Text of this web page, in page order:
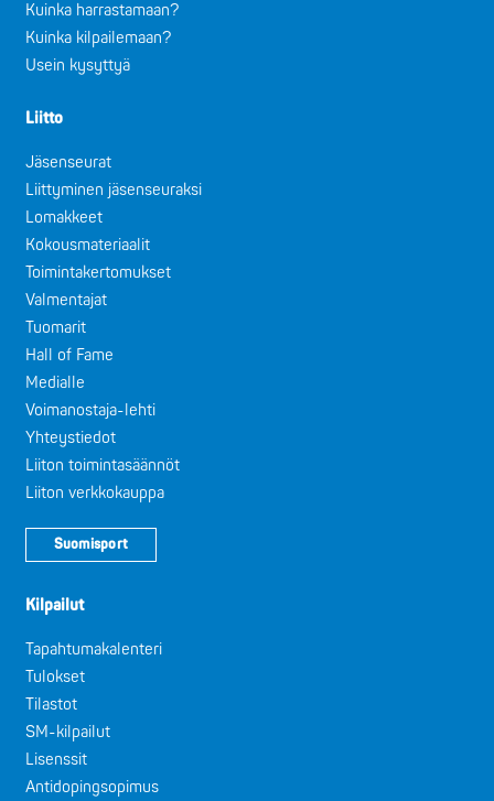
Kuinka harrastamaan?
Kuinka kilpailemaan?
Usein kysyttyä
Liitto
Jäsenseurat
Liittyminen jäsenseuraksi
Lomakkeet
Kokousmateriaalit
Toimintakertomukset
Valmentajat
Tuomarit
Hall of Fame
Medialle
Voimanostaja-lehti
Yhteystiedot
Liiton toimintasäännöt
Liiton verkkokauppa
Suomisport
Kilpailut
Tapahtumakalenteri
Tulokset
Tilastot
SM-kilpailut
Lisenssit
Antidopingsopimus